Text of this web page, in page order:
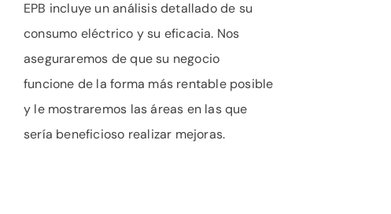
EPB incluye un análisis detallado de su
consumo eléctrico y su eficacia. Nos
aseguraremos de que su negocio
funcione de la forma más rentable posible
y le mostraremos las áreas en las que
sería beneficioso realizar mejoras.